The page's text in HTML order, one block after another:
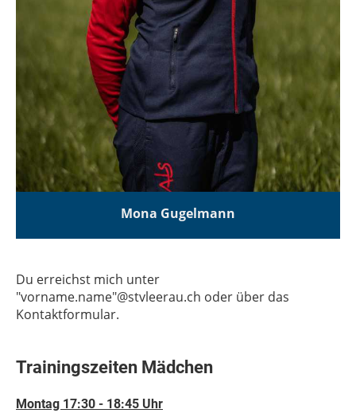
Mona Gugelmann
Du erreichst mich unter
"vorname.name"@stvleerau.ch oder über das
Kontaktformular.
Trainingszeiten Mädchen
Montag 17:30 - 18:45 Uhr